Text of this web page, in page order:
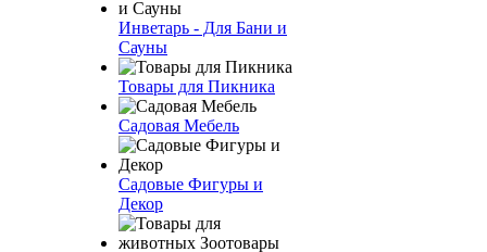
Инветарь - Для Бани и
Сауны
Товары для Пикника
Садовая Мебель
Садовые Фигуры и
Декор